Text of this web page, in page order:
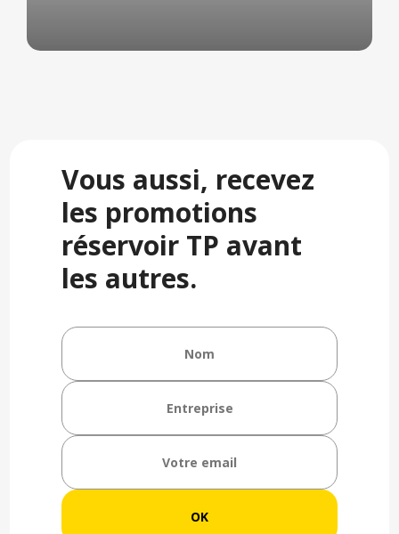
Vous aussi, recevez
les promotions
réservoir TP avant
les autres.